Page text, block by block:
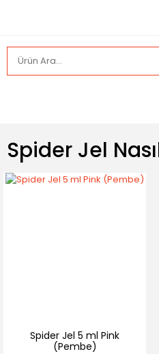
Spider Jel
Spider Jel 5 ml Pink
(Pembe)